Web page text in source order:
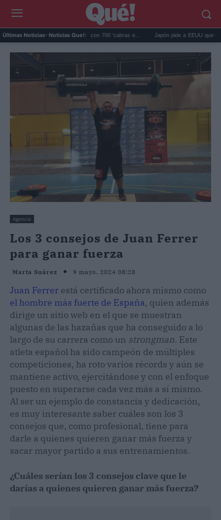
Últimas Noticias- Noticias Que!:
eliminó 140.000 cabras con 700 'cabras e... Japón pide a EEUU que deje de
Agencia
Los 3 consejos de Juan Ferrer
para ganar fuerza
Marta Suárez 9 mayo, 2024 08:28
Juan Ferrer está certificado ahora mismo como
el hombre más fuerte de España, quien además
dirige un sitio web en el que se muestran
algunas de las hazañas que ha conseguido a lo
largo de su carrera como un strongman. Este
atleta español ha sido campeón de múltiples
competiciones, ha roto varios récords y aún se
mantiene activo, ejercitándose y con el enfoque
puesto en superarse cada vez más a sí mismo.
Al ser un ejemplo de constancia y dedicación,
es muy interesante saber cuáles son los 3
consejos que, como profesional, tiene para
darle a quienes quieren ganar más fuerza y
sacar mayor partido a sus entrenamientos.
¿Cuáles serían los 3 consejos clave que le
darías a quienes quieren ganar más fuerza?